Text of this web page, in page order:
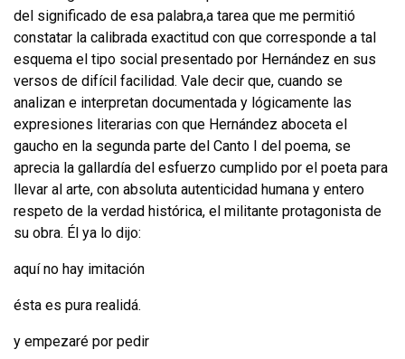
del significado de esa palabra,a tarea que me permitió
constatar la calibrada exactitud con que corresponde a tal
esquema el tipo social presentado por Hernández en sus
versos de difícil facilidad. Vale decir que, cuando se
analizan e interpre­tan documentada y lógicamente las
expresiones literarias con que Hernández aboceta el
gaucho en la segunda parte del Canto I del poema, se
aprecia la gallar­día del esfuerzo cumplido por el poeta para
llevar al arte, con absoluta autentici­dad humana y entero
respeto de la verdad histórica, el militante protagonista de
su obra. Él ya lo dijo:
aquí no hay imitación
ésta es pura realidá.
y empezaré por pedir